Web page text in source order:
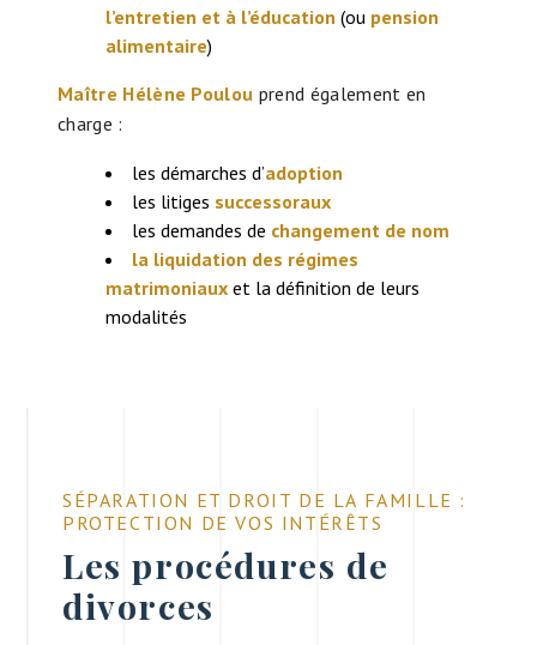
l’entretien et à l’éducation (ou pension
alimentaire)
Maître Hélène Poulou prend également en
charge :
les démarches d’adoption
les litiges successoraux
les demandes de changement de nom
la liquidation des régimes
matrimoniaux et la définition de leurs
modalités
SÉPARATION ET DROIT DE LA FAMILLE :
PROTECTION DE VOS INTÉRÊTS
Les procédures de
divorces